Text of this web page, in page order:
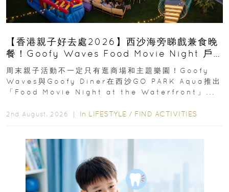
【香港親子好去處2026】西沙海旁睇戲兼食晚
餐！Goofy Waves Food Movie Night 戶
外影院逢週末登場
周末親子活動不一定只有逛商場和主題樂園！Goofy
Waves與Goofy Diner在西沙GO PARK Aqua推出
「Food Movie Night at the Waterfront」...
2nd August, 2026 ｜ In LIFESTYLE / FIND ACTIVITIES